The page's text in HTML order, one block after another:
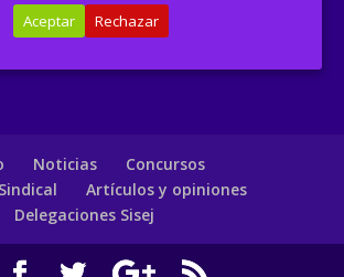
Textualización Transcripciones
Noticias
Concursos
Artículos y opiniones
Delegaciones Sisej
Aceptar Rechazar